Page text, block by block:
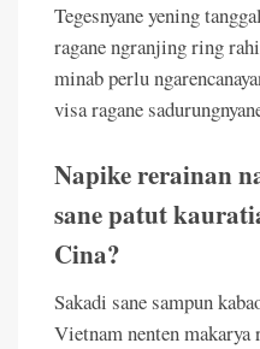
Tegesnyane yening
ragane ngranjing ring
minab perlu
visa ragane
Napike rerainan
sane patut
Cina?
Sakadi sane sampun
Vietnam nenten